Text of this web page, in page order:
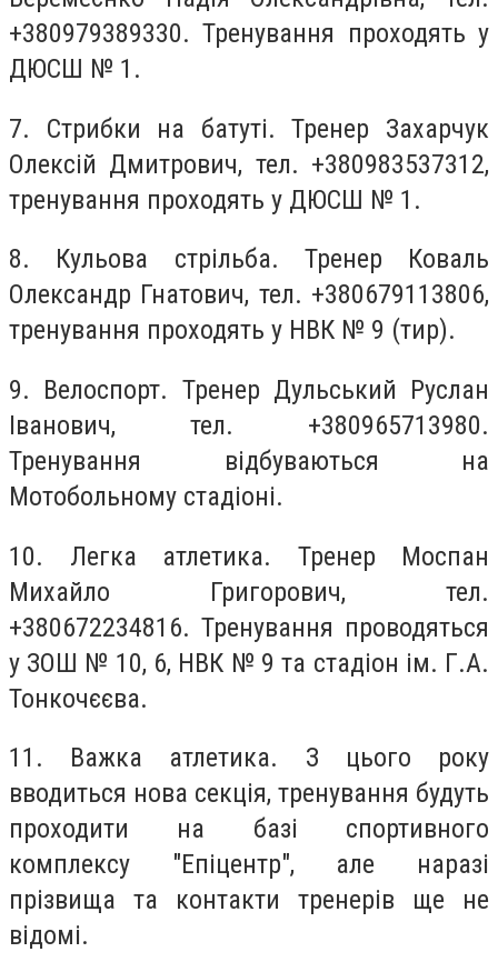
+380979389330. Тренування проходять у
ДЮСШ № 1.
7. Стрибки на батуті. Тренер Захарчук
Олексій Дмитрович, тел. +380983537312,
тренування проходять у ДЮСШ № 1.
8. Кульова стрільба. Тренер Коваль
Олександр Гнатович, тел. +380679113806,
тренування проходять у НВК № 9 (тир).
9. Велоспорт. Тренер Дульський Руслан
Іванович, тел. +380965713980.
Тренування відбуваються на
Мотобольному стадіоні.
10. Легка атлетика. Тренер Моспан
Михайло Григорович, тел.
+380672234816. Тренування проводяться
у ЗОШ № 10, 6, НВК № 9 та стадіон ім. Г.А.
Тонкочєєва.
11. Важка атлетика. З цього року
вводиться нова секція, тренування будуть
проходити на базі спортивного
комплексу "Епіцентр", але наразі
прізвища та контакти тренерів ще не
відомі.